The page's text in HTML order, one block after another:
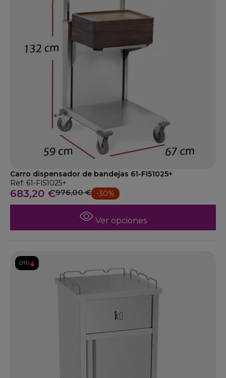
Carro dispensador de bandejas 61-FI51025+
Ref: 61-FI51025+
683,20 €976,00 € -30%
Ver opciones
DTO.